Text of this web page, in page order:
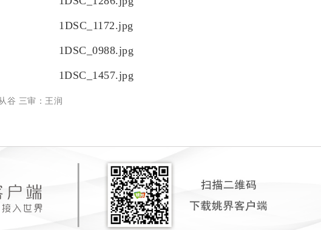
谷 三审：王润